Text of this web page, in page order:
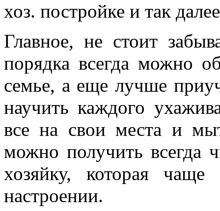
хоз. постройке и так
Главное, не стоит
порядка всегда можно
семье, а еще лучше
научить каждого
все на свои места и
можно получить
хозяйку, которая
настроении.